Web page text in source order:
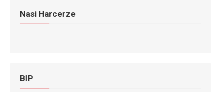
Nasi Harcerze
BIP